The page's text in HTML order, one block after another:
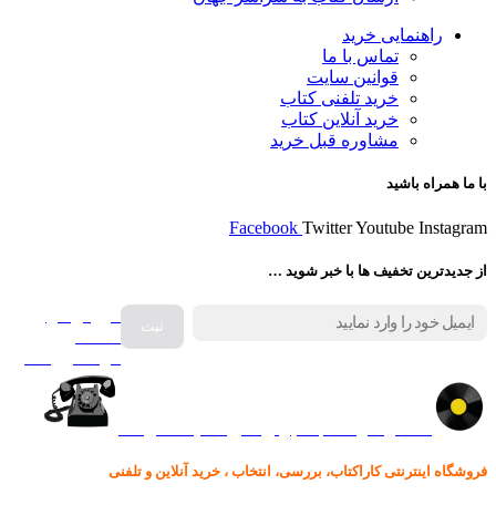
راهنمایی خرید
تماس با ما
قوانین سایت
خرید تلفنی کتاب
خرید آنلاین کتاب
مشاوره قبل خرید
با ما همراه باشید
Facebook TwitterYoutube Instagram
از جدیدترین تخفیف ها با خبر شوید …
فروش انواع
فروشگاه اینترنتی کاراکتاب، بررسی، انتخاب ، خرید آنلاین و تلفنی